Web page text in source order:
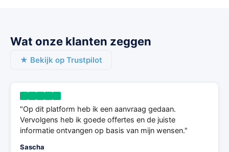
Wat onze klanten zeggen
★ Bekijk op Trustpilot
"Op dit platform heb ik een aanvraag gedaan.
Vervolgens heb ik goede offertes en de juiste
informatie ontvangen op basis van mijn wensen."
Sascha